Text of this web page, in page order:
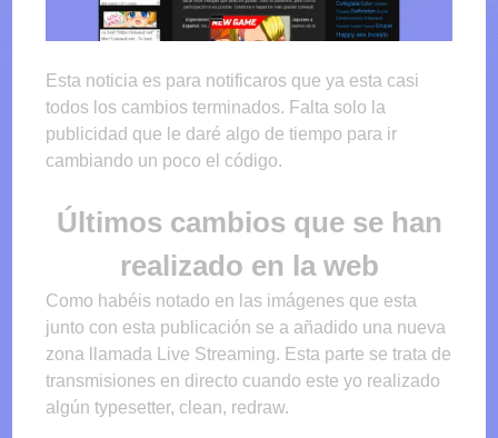
Esta noticia es para notificaros que ya esta casi
todos los cambios terminados. Falta solo la
publicidad que le daré algo de tiempo para ir
cambiando un poco el código.
Últimos cambios que se han
realizado en la web
Como habéis notado en las imágenes que esta
junto con esta publicación se a añadido una nueva
zona llamada Live Streaming. Esta parte se trata de
transmisiones en directo cuando este yo realizado
algún typesetter, clean, redraw.